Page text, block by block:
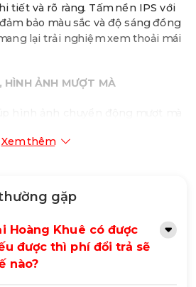
tiết và rõ ràng. Tấm nền IPS với
bảo màu sắc và độ sáng đồng
lại trải nghiệm xem thoải mái
HÌNH ẢNH MƯỢT MÀ
xem phim hành động, mang lại
GIẢM THIỂU BÓNG MỜ
mờ, giúp hình ảnh chuyển động
sắc sảo hơn.
Xem thêm
gặp
Hoàng Khuê có được
được thì phí đổi trả sẽ
nào?